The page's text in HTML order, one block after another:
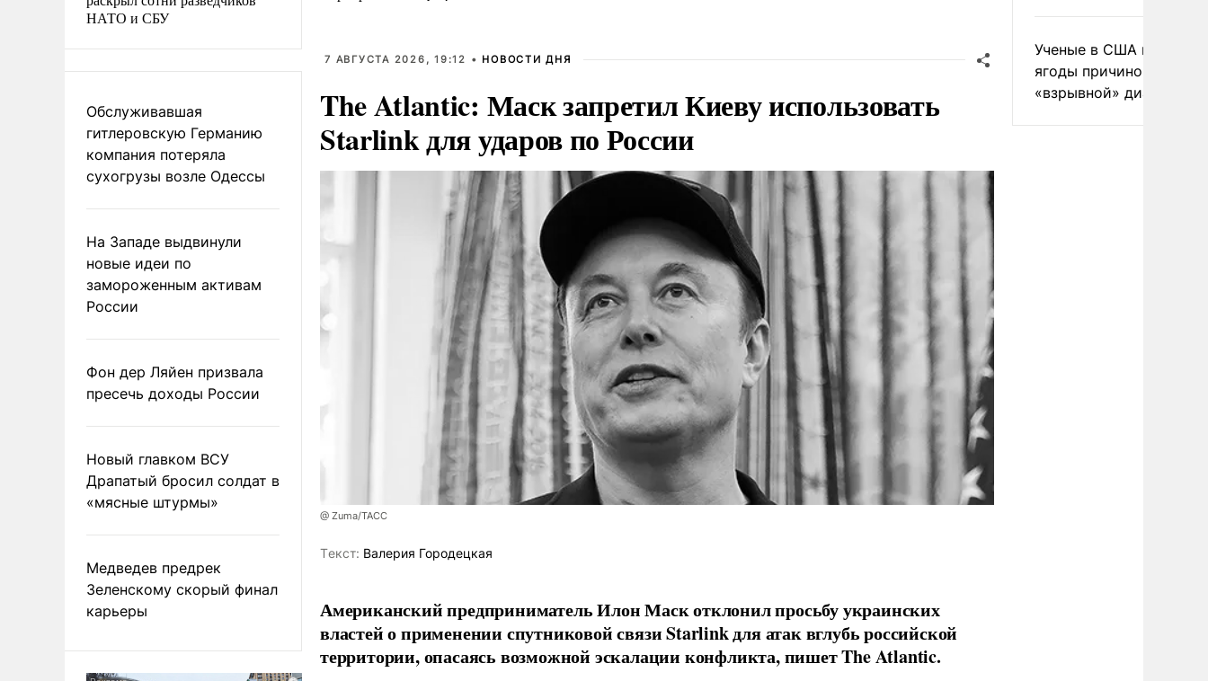
НАТО и СБУ
Обслуживавшая
гитлеровскую Германию
компания потеряла
сухогрузы возле Одессы
На Западе выдвинули
новые идеи по
замороженным активам
России
Фон дер Ляйен призвала
пресечь доходы России
Новый главком ВСУ
Драпатый бросил солдат в
«мясные штурмы»
Медведев предрек
Зеленскому скорый финал
карьеры
7 АВГУСТА 2026, 19:12 • НОВОСТИ ДНЯ
The Atlantic: Маск запретил Киеву использовать
Starlink для ударов по России
@ Zuma/ТАСС
Tекст: Валерия Городецкая
Американский предприниматель Илон Маск отклонил просьбу украинских
властей о применении спутниковой связи Starlink для атак вглубь российской
территории, опасаясь возможной эскалации конфликта, пишет The Atlantic.
Ученые в США назвали
ягоды причиной
«взрывной» диареи